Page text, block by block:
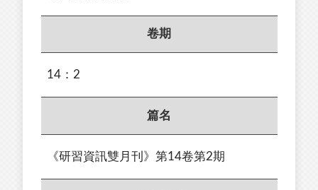
卷期
14：2
篇名
《研習資訊雙月刊》第14卷第2期